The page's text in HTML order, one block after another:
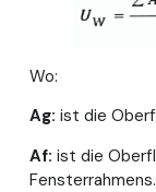
Wo:
Ag: ist die
Af: ist die
Fensterrahmens.